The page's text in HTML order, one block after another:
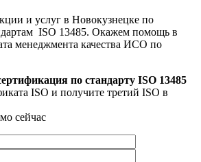
и услуг в Новокузнецке по
ISO 13485. Окажем помощь в
менеджмента качества ИСО по
по стандарту ISO 13485
ISO и получите третий ISO в
сейчас